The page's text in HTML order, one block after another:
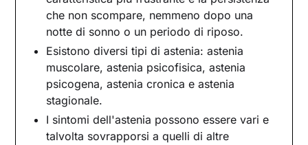
che non scompare, nemmeno dopo una
notte di sonno o un periodo di riposo.
Esistono diversi tipi di astenia: astenia
muscolare, astenia psicofisica, astenia
psicogena, astenia cronica e astenia
stagionale.
I sintomi dell'astenia possono essere vari e
talvolta sovrapporsi a quelli di altre